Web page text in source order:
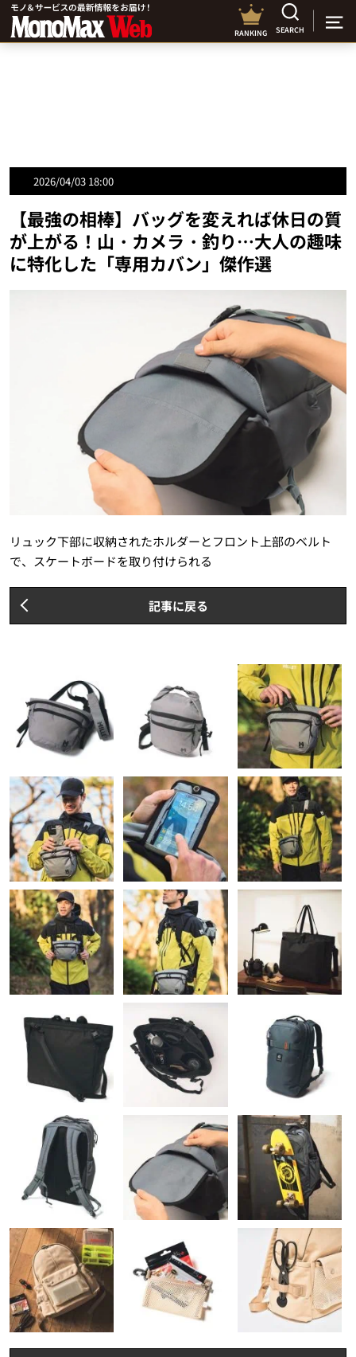
RANKING SEARCH
2026/04/03 18:00
【最強の相棒】バッグを変えれば休日の質
が上がる！山・カメラ・釣り…大人の趣味
に特化した「専用カバン」傑作選
リュック下部に収納されたホルダーとフロント上部のベルト
で、スケートボードを取り付けられる
記事に戻る